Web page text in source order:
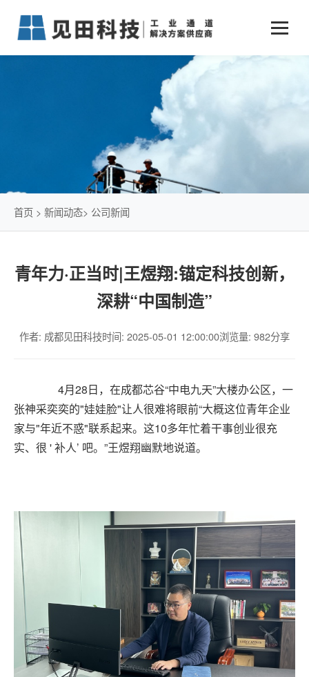
业务中心
仓储物流通道解决方案
智能立体库解决方案
简易升降机解决方案
新闻动态 +
传统仓储物流
石油化工行业
发展历程
首页 > 新闻动态> 公司新闻
青年力·正当时|王煜翔:锚定科技创新，
深耕“中国制造”
作者: 成都见田科技时间: 2025-05-01 12:00:00浏览量: 982分享
4月28日，在成都芯谷“中电九天”大楼办公区，一
张神采奕奕的"娃娃脸"让人很难将眼前“大概这位青年企业
家与"年近不惑"联系起来。这10多年忙着干事创业很充
实、很 ' 补人’ 吧。”王煜翔幽默地说道。